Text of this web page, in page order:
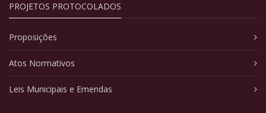
PROJETOS PROTOCOLADOS
Proposições
Atos Normativos
Leis Municipais e Emendas